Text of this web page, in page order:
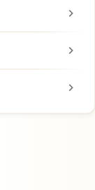
chevron_right
chevron_right
chevron_right